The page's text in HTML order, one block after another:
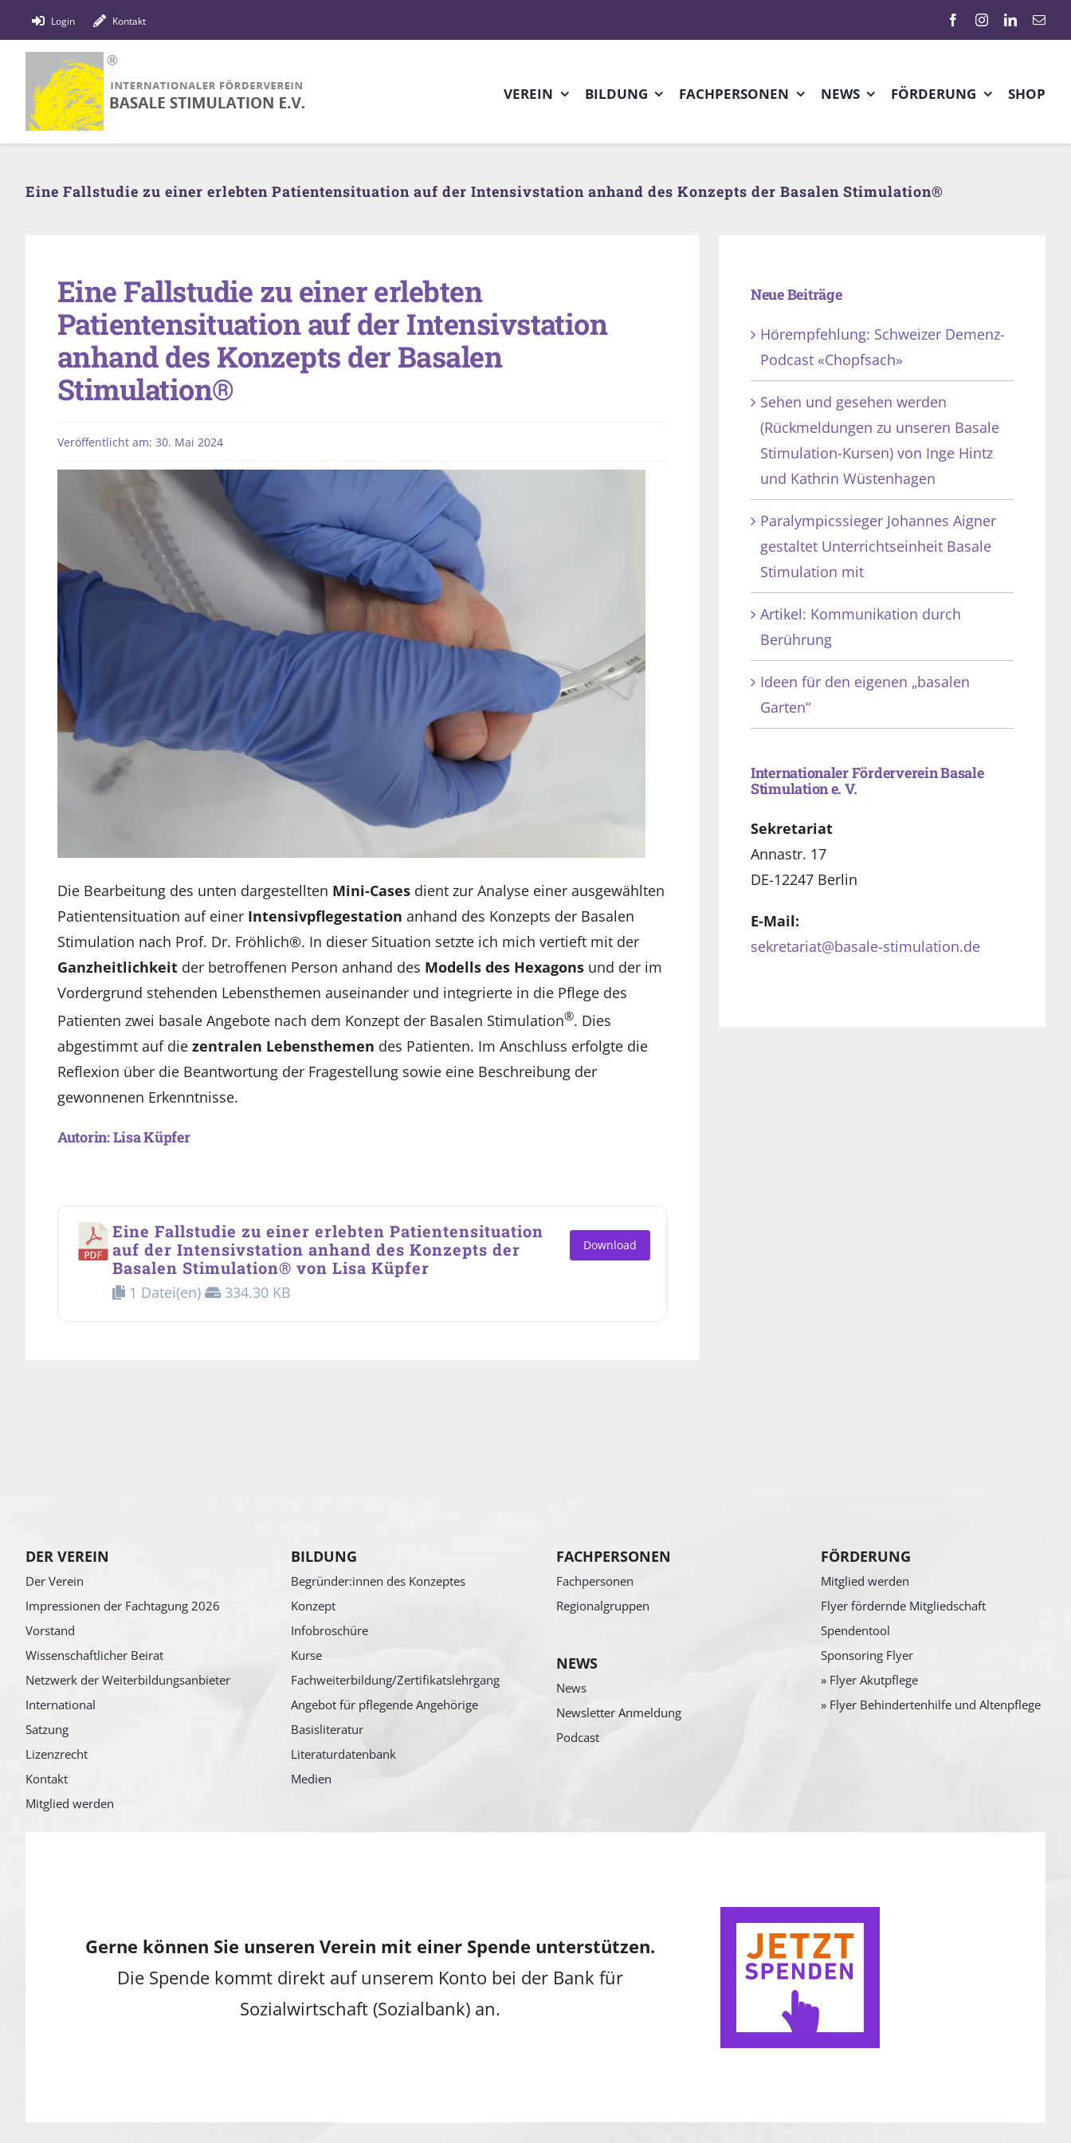
Inhalt
Login Kontakt
VEREIN BILDUNG FACHPERSONEN NEWS FÖRDERUNG SHOP
Eine Fallstudie zu einer erlebten Patientensituation auf der Intensivstation anhand des Konzepts der Basalen Stimulation®
Eine Fallstudie zu einer erlebten
Patientensituation auf der Intensivstation
anhand des Konzepts der Basalen
Stimulation®
Veröffentlicht am: 30. Mai 2024
Die Bearbeitung des unten dargestellten Mini-Cases dient zur Analyse einer ausgewählten
Patientensituation auf einer Intensivpflegestation anhand des Konzepts der Basalen
Stimulation nach Prof. Dr. Fröhlich®. In dieser Situation setzte ich mich vertieft mit der
Ganzheitlichkeit der betroffenen Person anhand des Modells des Hexagons und der im
Vordergrund stehenden Lebensthemen auseinander und integrierte in die Pflege des
Patienten zwei basale Angebote nach dem Konzept der Basalen Stimulation®. Dies
abgestimmt auf die zentralen Lebensthemen des Patienten. Im Anschluss erfolgte die
Reflexion über die Beantwortung der Fragestellung sowie eine Beschreibung der
gewonnenen Erkenntnisse.
Autorin: Lisa Küpfer
Eine Fallstudie zu einer erlebten Patientensituation
auf der Intensivstation anhand des Konzepts der
Basalen Stimulation® von Lisa Küpfer
1 Datei(en) 334.30 KB
Download
Neue Beiträge
Hörempfehlung: Schweizer Demenz-
Podcast «Chopfsach»
Sehen und gesehen werden
(Rückmeldungen zu unseren Basale
Stimulation-Kursen) von Inge Hintz
und Kathrin Wüstenhagen
Paralympicssieger Johannes Aigner
gestaltet Unterrichtseinheit Basale
Stimulation mit
Artikel: Kommunikation durch
Berührung
Ideen für den eigenen „basalen
Garten“
Internationaler Förderverein Basale
Stimulation e. V.
Sekretariat
Annastr. 17
DE-12247 Berlin
E-Mail:
sekretariat@basale-stimulation.de
DER VEREIN
Der Verein
Impressionen der Fachtagung 2026
Vorstand
Wissenschaftlicher Beirat
Netzwerk der Weiterbildungsanbieter
International
Satzung
Lizenzrecht
Kontakt
Mitglied werden
BILDUNG
Begründer:innen des Konzeptes
Konzept
Infobroschüre
Kurse
Fachweiterbildung/Zertifikatslehrgang
Angebot für pflegende Angehörige
Basisliteratur
Literaturdatenbank
Medien
FACHPERSONEN
Fachpersonen
Regionalgruppen
NEWS
News
Newsletter Anmeldung
Podcast
FÖRDERUNG
Mitglied werden
Flyer fördernde Mitgliedschaft
Spendentool
Sponsoring Flyer
» Flyer Akutpflege
» Flyer Behindertenhilfe und Altenpflege
Gerne können Sie unseren Verein mit einer Spende unterstützen.
Die Spende kommt direkt auf unserem Konto bei der Bank für
Sozialwirtschaft (Sozialbank) an.